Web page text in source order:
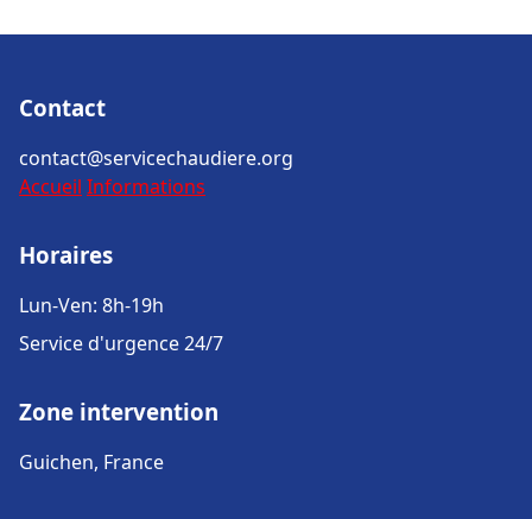
Contact
contact@servicechaudiere.org
Accueil Informations
Horaires
Lun-Ven: 8h-19h
Service d'urgence 24/7
Zone intervention
Guichen, France